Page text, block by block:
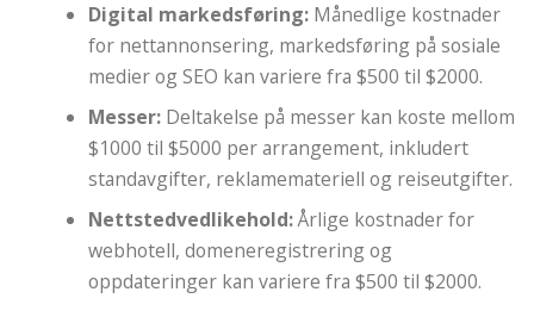
Digital markedsføring: Månedlige kostnader
for nettannonsering, markedsføring på sosiale
medier og SEO kan variere fra $500 til $2000.
Messer: Deltakelse på messer kan koste mellom
$1000 til $5000 per arrangement, inkludert
standavgifter, reklamemateriell og reiseutgifter.
Nettstedvedlikehold:Årlige kostnader for
webhotell, domeneregistrering og
oppdateringer kan variere fra $500 til $2000.